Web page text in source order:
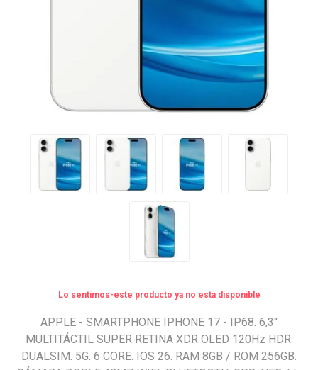
Lo sentimos-este producto ya no está disponible
APPLE - SMARTPHONE IPHONE 17 - IP68. 6,3''
MULTITÁCTIL SUPER RETINA XDR OLED 120Hz HDR.
DUALSIM. 5G. 6 CORE. IOS 26. RAM 8GB / ROM 256GB.